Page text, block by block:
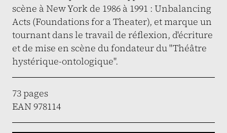
scène à New York de 1986 à 1991 : Unbalancing
Acts (Foundations for a Theater), et marque un
tournant dans le travail de réflexion, d'écriture
et de mise en scène du fondateur du "Théâtre
hystérique-ontologique".
73 pages
EAN 978114